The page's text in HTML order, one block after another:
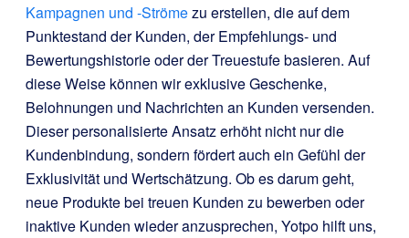
Kampagnen und -Strömezu erstellen, die auf dem
Punktestand der Kunden, der Empfehlungs- und
Bewertungshistorie oder der Treuestufe basieren. Auf
diese Weise können wir exklusive Geschenke,
Belohnungen und Nachrichten an Kunden versenden.
Dieser personalisierte Ansatz erhöht nicht nur die
Kundenbindung, sondern fördert auch ein Gefühl der
Exklusivität und Wertschätzung. Ob es darum geht,
neue Produkte bei treuen Kunden zu bewerben oder
inaktive Kunden wieder anzusprechen, Yotpo hilft uns,